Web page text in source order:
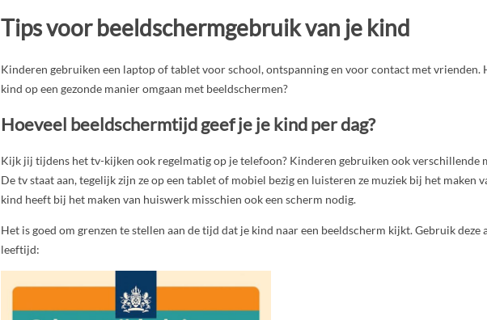
Tips voor beeldschermgebruik van je kind
Kinderen gebruiken een laptop of tablet voor school, ontspanning en voor contact met vrienden.
kind op een gezonde manier omgaan met beeldschermen?
Hoeveel beeldschermtijd geef je je kind per dag?
Kijk jij tijdens het tv-kijken ook regelmatig op je telefoon? Kinderen gebruiken ook verschillende
De tv staat aan, tegelijk zijn ze op een tablet of mobiel bezig en luisteren ze muziek bij het maken
kind heeft bij het maken van huiswerk misschien ook een scherm nodig.
Het is goed om grenzen te stellen aan de tijd dat je kind naar een beeldscherm kijkt. Gebruik deze
leeftijd: